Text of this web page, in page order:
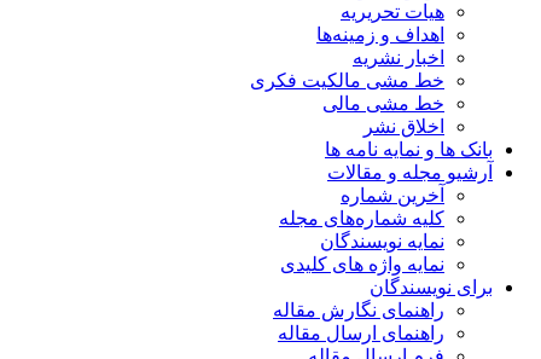
هیات تحریریه
اهداف و زمینه‌ها
اخبار نشریه
خط مشی مالکیت فکری
خط مشی مالی
اخلاق نشر
بانک ها و نمایه نامه ها
آرشیو مجله و مقالات
آخرین شماره
کلیه شماره‌های مجله
نمایه نویسندگان
نمایه واژه های کلیدی
برای نویسندگان
راهنمای نگارش مقاله
راهنمای ارسال مقاله